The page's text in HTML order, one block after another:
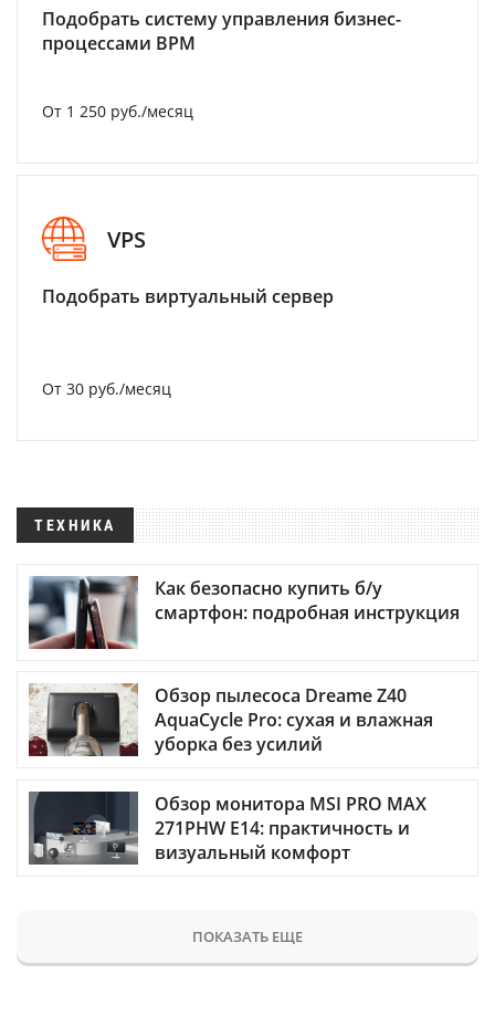
Подобрать систему управления бизнес-
процессами BPM
От 1 250 руб./месяц
VPS
Подобрать виртуальный сервер
От 30 руб./месяц
ТЕХНИКА
Как безопасно купить б/у
смартфон: подробная инструкция
Обзор пылесоса Dreame Z40
AquaCycle Pro: сухая и влажная
уборка без усилий
Обзор монитора MSI PRO MAX
271PHW E14: практичность и
визуальный комфорт
ПОКАЗАТЬ ЕЩЕ